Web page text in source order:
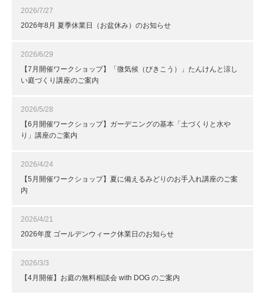
2026/7/27
2026年8月 夏季休業日（お盆休み）のお知らせ
2026/6/29
【7月開催ワークショップ】「微気候（びきこう）」たんけんと涼し
い庭づくり講座のご案内
2026/5/28
【6月開催ワークショップ】ガーデニングの基本「土づくりと水や
り」講座のご案内
2026/4/24
【5月開催ワークショップ】夏に備えるみどりのお手入れ講座のご案
内
2026/4/21
2026年度 ゴールデンウィーク休業日のお知らせ
2026/3/3
【4月開催】お庭の無料相談会 with DOG のご案内